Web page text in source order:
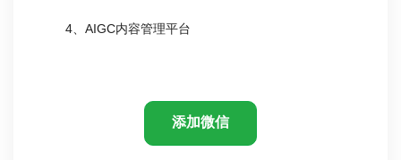
4、AIGC内容管理平台
添加微信